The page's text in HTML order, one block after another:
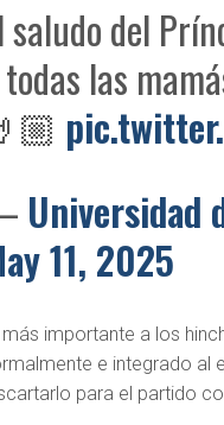
saludo del
las
Universidad
11, 2025
importante a los
e integrado al
para el partido